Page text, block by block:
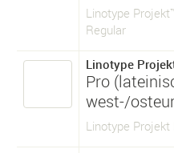
Linotype
Regular
Linotype
Pro
west-/
Linotype Projekt